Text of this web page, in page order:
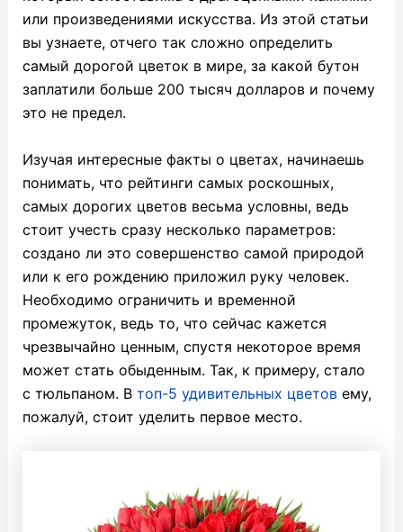
или произведениями искусства. Из этой статьи
вы узнаете, отчего так сложно определить
самый дорогой цветок в мире, за какой бутон
заплатили больше 200 тысяч долларов и почему
это не предел.
Изучая интересные факты о цветах, начинаешь
понимать, что рейтинги самых роскошных,
самых дорогих цветов весьма условны, ведь
стоит учесть сразу несколько параметров:
создано ли это совершенство самой природой
или к его рождению приложил руку человек.
Необходимо ограничить и временной
промежуток, ведь то, что сейчас кажется
чрезвычайно ценным, спустя некоторое время
может стать обыденным. Так, к примеру, стало
с тюльпаном. В топ-5 удивительных цветовему,
пожалуй, стоит уделить первое место.